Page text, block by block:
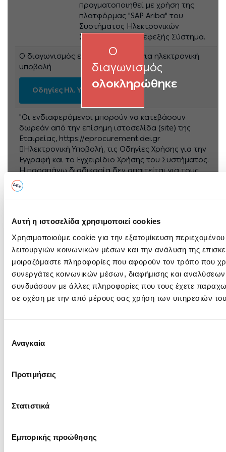
Αυτή η ιστοσελίδα χρησιμοποιεί cookies
Χρησιμοποιούμε cookie για την εξατομίκευση
λειτουργιών κοινωνικών μέσων και την ανάλυση της
μοιραζόμαστε πληροφορίες που αφορούν τον τρόπο που
συνεργάτες κοινωνικών μέσων, διαφήμισης και αναλύσεων,
συνδυάσουν με άλλες πληροφορίες που τους έχετε
σε σχέση με την από μέρους σας χρήση των υπηρεσιών
συγκατάθεσης
Αναγκαία
Προτιμήσεις
Στατιστικά
Εμπορικής προώθησης
πραγματοποιηθεί με χρήση της
πλατφόρμας "SAP Ariba" του
Συστήματος Ηλεκτρονικών
Συμβάσεων ΔΕΗ, εφεξής Σύστημα.
Ο διαγωνισμός είναι διαθέσιμος για ηλεκτρονική
υποβολή
Οδηγίες Ηλ. Υποβολής
"Οι ενδιαφερόμενοι μπορούν να κατεβάσουν
δωρεάν από την επίσημη ιστοσελίδα (site) της
Εταιρείας, https://eprocurement.dei.gr
Ηλεκτρονική Υποβολή, τις Οδηγίες Χρήσης για την
Εγγραφή και το Εγχειρίδιο Χρήσης του Συστήματος.
Η παραπάνω διαδικασία δεν απαιτείται για τους
ενδιαφερόμενους που έχουν ήδη εγγραφεί στο
Μητρώο Προμηθευτών ΔΕΗ για τον κωδικό
κατηγορίας προμήθειας στον οποίο αφορά η
Πληροφορίες Διαγωνισμού
Γενικές Πλήροφορίες, Τεύχος Πρόσκλησης και Ανακοινώσεις
Αντικείμενο:
Καθαίρεση περιμετρικών
ΜΕΚ στον ΑΗΣ Αθερινόλακκου Η
Διεύθυνση
O
διαγωνισμός
ολοκληρώθηκε